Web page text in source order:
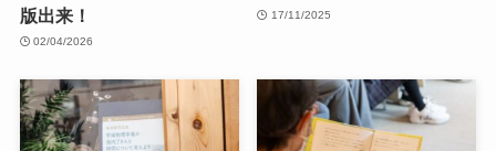
版出来！
02/04/2026
17/11/2025